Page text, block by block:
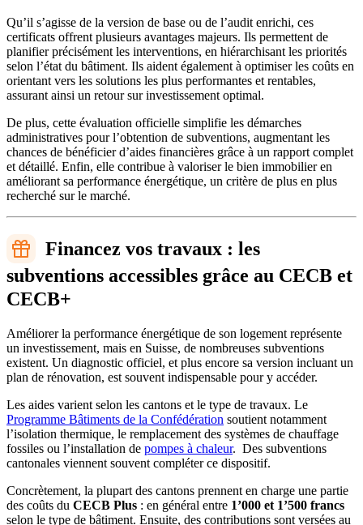
Qu’il s’agisse de la version de base ou de l’audit enrichi, ces
certificats offrent plusieurs avantages majeurs. Ils permettent de
planifier précisément les interventions, en hiérarchisant les priorités
selon l’état du bâtiment. Ils aident également à optimiser les coûts en
orientant vers les solutions les plus performantes et rentables,
assurant ainsi un retour sur investissement optimal.
De plus, cette évaluation officielle simplifie les démarches
administratives pour l’obtention de subventions, augmentant les
chances de bénéficier d’aides financières grâce à un rapport complet
et détaillé. Enfin, elle contribue à valoriser le bien immobilier en
améliorant sa performance énergétique, un critère de plus en plus
recherché sur le marché.
Financez vos travaux : les
subventions accessibles grâce au CECB et
CECB+
Améliorer la performance énergétique de son logement représente
un investissement, mais en Suisse, de nombreuses subventions
existent. Un diagnostic officiel, et plus encore sa version incluant un
plan de rénovation, est souvent indispensable pour y accéder.
Les aides varient selon les cantons et le type de travaux. Le
Programme Bâtiments de la Confédération soutient notamment
l’isolation thermique, le remplacement des systèmes de chauffage
fossiles ou l’installation de pompes à chaleur. Des subventions
cantonales viennent souvent compléter ce dispositif.
Concrètement, la plupart des cantons prennent en charge une partie
des coûts du CECB Plus : en général entre 1’000 et 1’500 francs
selon le type de bâtiment. Ensuite, des contributions sont versées au